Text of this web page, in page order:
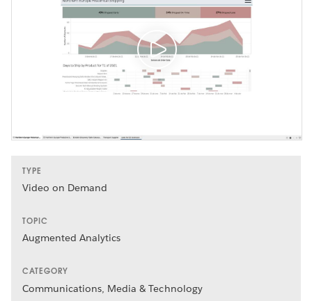
TYPE
Video on Demand
TOPIC
Augmented Analytics
CATEGORY
Communications, Media & Technology